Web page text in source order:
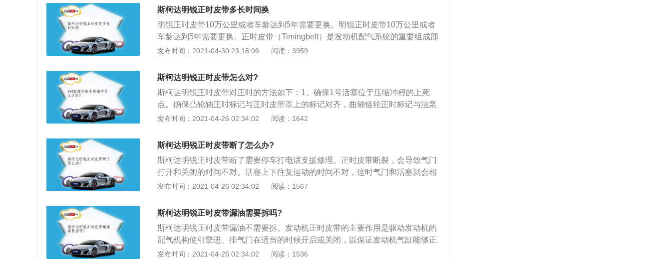
轴，将曲轴转到一缸上止点，将曲轴固定镙丝拧上，固定住曲轴；2、转动进排
气凸轮轴，凸轮轴后端有凹槽，将两根凸轮轴凹槽平衡对齐，将专用工具卡进
去；3、拆下旧链条装上新链条。曲轴皮带轮也是没有滑键的，安装时，皮带轮
上面有一个圆孔，对正链条外壳上面的凹槽里；汽修网Http://auto.china.com/4、
曲轴位置传感器是可以调整的，安装时要不间隙调整到位，不然会报故障码；曲
斯柯达明锐正时皮带多长时间换
明锐正时皮带10万公里或者车龄达到5年需要更换。明锐正时皮带10万公里或者
车龄达到5年需要更换。正时皮带（Timingbelt）是发动机配气系统的重要组成部
分，通过与曲轴的连接并配合一定的传动比来保证进、排气时间的准确。正时皮
将曲轴正时齿轮记号与前盖记号对准；3、将正时皮带依次装如曲轴正时齿轮、
水泵皮带轮、惰轮、凸轮轴正时齿轮和滑轮皮带轮；汽修网Http://auto.china.co
m/4、拧松滑轮安装螺栓1/4—1/2圈，将自动张紧器推杆压缩到最低位置用钢真插
如孔内，用卡环钳调整滑轮，逆时针旋转使滑轮两调整孔与地面平行，锁紧固定
螺栓，拔出钢针；5、顺时针旋转曲轴2圈，检查正时记号是否正确对准；6、转
机皮带；8、着车检查发动机有无异常。（中华网汽车wang原创）
发布时间：2021-04-30 23:18:06 阅读：3959
斯柯达明锐正时皮带怎么对?
斯柯达明锐正时皮带对正时的方法如下：1、确保1号活塞位于压缩冲程的上死
点。确保凸轮轴正时标记与正时皮带罩上的标记对齐，曲轴链轮正时标记与油泵
壳体上的标记对齐；2、将正时皮带到安装曲轴链轮上，然后经由左侧凸轮轴链
发动机后面读出；3、松开正时皮带张紧器螺母。举升并支撑汽车。安装中间正
时皮带罩，确保曲轴传感器线束正确布线；4、顺时针转动曲轴大约2圈，直到曲
轴减振器上的黄色标记与下部正时皮带罩上的“0”标记对齐。拆下下部正时皮带罩
上的塑料检修门。拧紧正时皮带张紧器螺母到规范值；5、顺时针转动曲轴60
度，直到曲轴减振器上的白色标记与下部正时皮带罩上的“0”标记对齐。确保凸轮
发布时间：2021-04-26 02:34:02 阅读：1642
斯柯达明锐正时皮带断了怎么办?
斯柯达明锐正时皮带断了需要停车打电话支援修理。正时皮带断裂，会导致气门
打开和关闭的时间不对。活塞上下往复运动的时间不对，这时气门和活塞就会相
互撞击，导致气门和活塞损坏。这时发动机就无法工作，就需要大修发动机了。
缆；2、拆开交流发电机的电线插头，然后从汽缸盖上拆下发动机线束，拆下汽
缸盖罩，拆下正时皮带上罩；3、逆时针转动曲轴皮带轮，检查皮带是否有裂纹
或有机油、冷却液的污渍，如有应彻底清除。检查皮带齿形有无磨损，必要时予
以更换。
发布时间：2021-04-26 02:34:02 阅读：1567
斯柯达明锐正时皮带漏油需要拆吗?
斯柯达明锐正时皮带漏油不需要拆。发动机正时皮带的主要作用是驱动发动机的
配气机构使引擎进、排气门在适当的时候开启或关闭，以保证发动机气缸能够正
常地吸气和排气。以下是正时皮带的更换步骤：1、将气门室盖拆开，曲轴皮带
发布时间：2021-04-26 02:34:02 阅读：1536